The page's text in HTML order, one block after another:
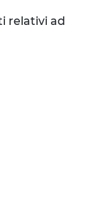
relativi ad